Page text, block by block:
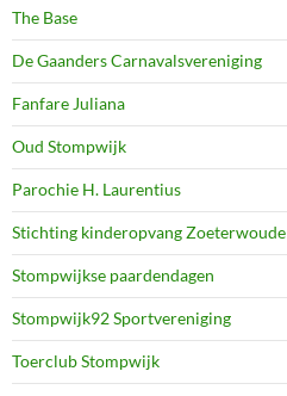
The Base
De Gaanders Carnavalsvereniging
Fanfare Juliana
Oud Stompwijk
Parochie H. Laurentius
Stichting kinderopvang Zoeterwoude
Stompwijkse paardendagen
Stompwijk92 Sportvereniging
Toerclub Stompwijk